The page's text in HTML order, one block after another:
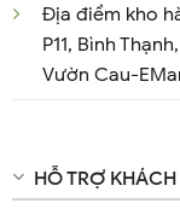
Địa điểm kho
P11, Bình
Vườn Cau-
HỖ TRỢ